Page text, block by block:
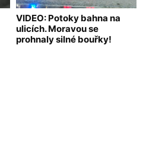
VIDEO: Potoky bahna na
ulicích. Moravou se
prohnaly silné bouřky!